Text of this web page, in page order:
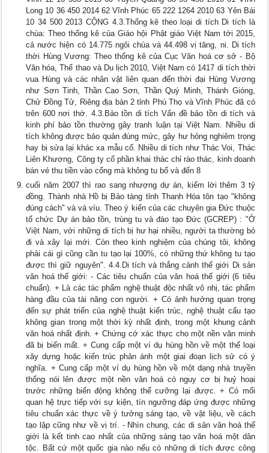
Long 10 36 450 2014 62 Vĩnh Phúc 65 222 1264 2010 63 Yên Bái
10 34 500 2013 CỘNG 4.3.Thống kê theo loại di tích Di tích là
chùa: Theo thống kê của Giáo hội Phật giáo Việt Nam tới 2015,
cả nước hiện có 14.775 ngôi chùa và 44.498 vị tăng, ni. Di tích
thời Hùng Vương: Theo thống kê của Cục Văn hoá cơ sở - Bộ
Văn hóa, Thể thao và Du lịch 2010, Việt Nam có 1417 di tích thời
vua Hùng và các nhân vật liên quan đến thời đại Hùng Vương
như Sơn Tinh, Thần Cao Sơn, Thần Quý Minh, Thánh Gióng,
Chử Đồng Tử, Riêng địa bàn 2 tỉnh Phú Thọ và Vĩnh Phúc đã có
trên 600 nơi thờ. 4.3.Bảo tồn di tích Vấn đề bảo tồn di tích và
kinh phí bảo tồn thường gây tranh luận tại Việt Nam. Nhiều di
tích không được bảo quản đúng mức, gây hư hỏng nghiêm trọng
hay bị sửa lại khác xa mẫu cổ. Nhiều di tích như Thác Voi, Thác
Liên Khương, Công ty cổ phần khai thác chỉ rào thác, kinh doanh
bán vé thu tiền vào cổng mà không tu bổ và đến 8
cuối năm 2007 thì rao sang nhượng dự án, kiếm lời thêm 3 tỷ
đồng. Thành nhà Hồ bị Bảo tàng tỉnh Thanh Hóa tôn tạo "không
đúng cách" và vá víu. Theo ý kiến của các chuyên gia Đức thuộc
tổ chức Dự án bảo tồn, trùng tu và đào tạo Đức (GCREP) : "Ở
Việt Nam, với những di tích bị hư hại nhiều, người ta thường bỏ
đi và xây lại mới. Còn theo kinh nghiệm của chúng tôi, không
phải cái gì cũng cần tu tạo lại 100%, có những thứ không tu tạo
được thì giữ nguyên". 4.4.Di tích và thắng cảnh thế giới Di sản
văn hoá thế giới: - Các tiêu chuẩn của văn hoá thế giới (6 tiêu
chuẩn). + Là các tác phẩm nghệ thuật độc nhất vô nhị, tác phẩm
hàng đầu của tài năng con người. + Có ảnh hưởng quan trọng
đến sự phát triển của nghệ thuật kiến trúc, nghệ thuật cấu tạo
không gian trong một thời kỳ nhất định, trong một khung cảnh
văn hoá nhất định. + Chứng cớ xác thực cho một nền văn minh
đã bị biến mất. + Cung cấp một ví dụ hùng hồn về một thể loại
xây dựng hoặc kiến trúc phản ánh một giai đoạn lịch sử có ý
nghĩa. + Cung cấp một ví dụ hùng hồn về một dạng nhà truyền
thống nói lên được một nền văn hoá có nguy cơ bị huỷ hoại
trước những biến động không thể cưỡng lại được. + Có mối
quan hệ trực tiếp với sự kiện, tín ngưỡng đáp ứng được những
tiêu chuẩn xác thực về ý tưởng sáng tạo, về vật liệu, về cách
tạo lập cũng như về vị trí. - Nhìn chung, các di sản văn hoá thế
giới là kết tinh cao nhất của những sáng tạo văn hoá một dân
tộc. Bất cứ một quốc gia nào nếu có những di tích được công